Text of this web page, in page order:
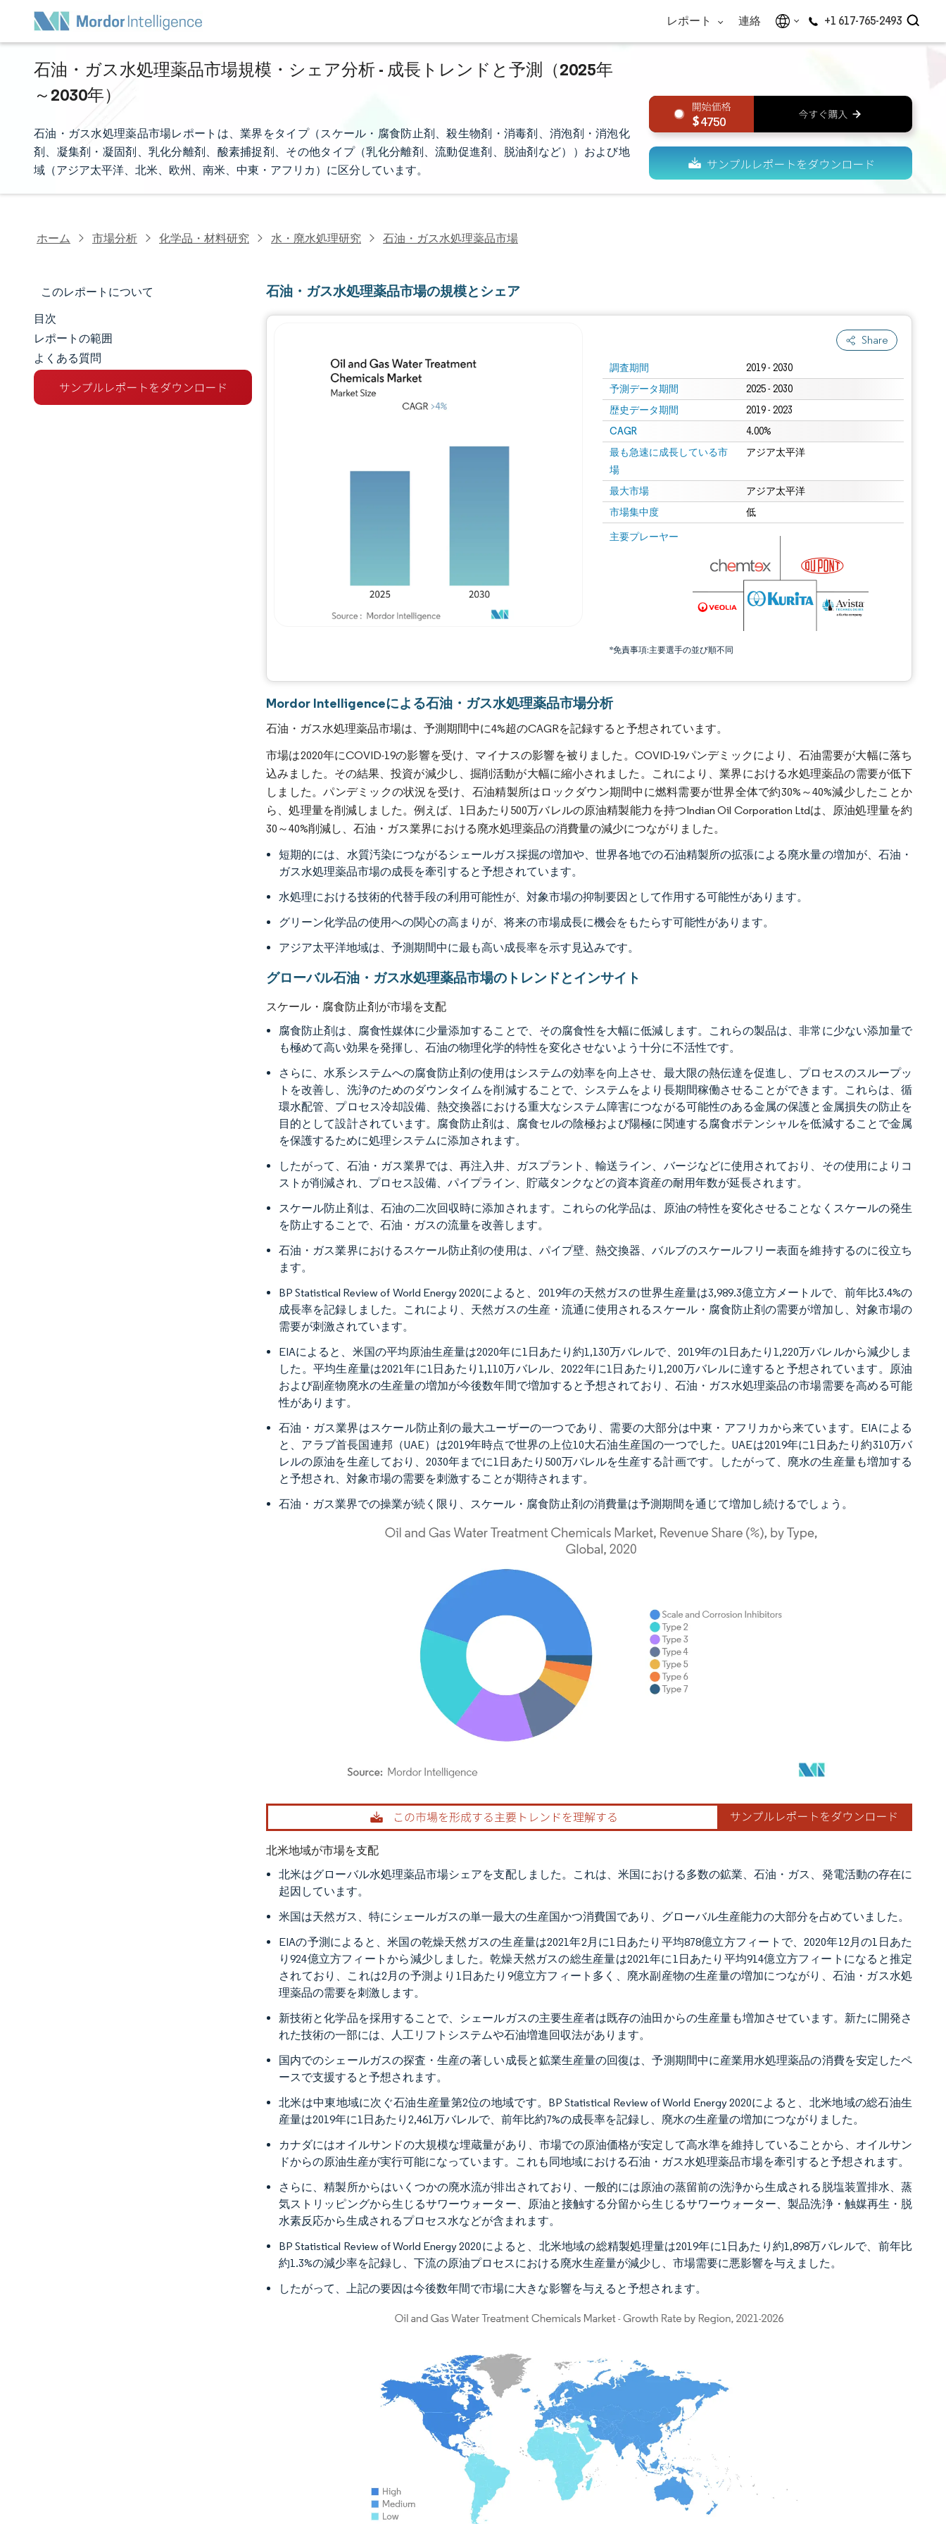
レポート 連絡 +1 617-765-2493
石油・ガス水処理薬品市場規模・シェア分析 - 成長トレンドと予測（2025年
～2030年）
石油・ガス水処理薬品市場レポートは、業界をタイプ（スケール・腐食防止剤、殺生物剤・消毒剤、消泡剤・消泡化
剤、凝集剤・凝固剤、乳化分離剤、酸素捕捉剤、その他タイプ（乳化分離剤、流動促進剤、脱油剤など））および地
域（アジア太平洋、北米、欧州、南米、中東・アフリカ）に区分しています。
4750
ホーム 市場分析 化学品・材料研究 水・廃水処理研究 石油・ガス水処理薬品市場
このレポートについて
マーケットスナップショット
市場概要
主な市場動向
目次
レポートの範囲
よくある質問
石油・ガス水処理薬品市場の規模とシェア
Share
調査期間 2019 - 2030
予測データ期間 2025 - 2030
歴史データ期間 2019 - 2023
CAGR 4.00%
最も急速に成長している市
場
アジア太平洋
最大市場 アジア太平洋
市場集中度 低
主要プレーヤー
*免責事項:主要選手の並び順不同
Mordor Intelligenceによる石油・ガス水処理薬品市場分析
石油・ガス水処理薬品市場は、予測期間中に4%超のCAGRを記録すると予想されています。
市場は2020年にCOVID-19の影響を受け、マイナスの影響を被りました。COVID-19パンデミックにより、石油需要が大幅に落ち
込みました。その結果、投資が減少し、掘削活動が大幅に縮小されました。これにより、業界における水処理薬品の需要が低下
しました。パンデミックの状況を受け、石油精製所はロックダウン期間中に燃料需要が世界全体で約30%～40%減少したことか
ら、処理量を削減しました。例えば、1日あたり500万バレルの原油精製能力を持つIndian Oil Corporation Ltdは、原油処理量を約
30～40%削減し、石油・ガス業界における廃水処理薬品の消費量の減少につながりました。
短期的には、水質汚染につながるシェールガス採掘の増加や、世界各地での石油精製所の拡張による廃水量の増加が、石油・
ガス水処理薬品市場の成長を牽引すると予想されています。
水処理における技術的代替手段の利用可能性が、対象市場の抑制要因として作用する可能性があります。
グリーン化学品の使用への関心の高まりが、将来の市場成長に機会をもたらす可能性があります。
アジア太平洋地域は、予測期間中に最も高い成長率を示す見込みです。
グローバル石油・ガス水処理薬品市場のトレンドとインサイト
スケール・腐食防止剤が市場を支配
腐食防止剤は、腐食性媒体に少量添加することで、その腐食性を大幅に低減します。これらの製品は、非常に少ない添加量で
も極めて高い効果を発揮し、石油の物理化学的特性を変化させないよう十分に不活性です。
さらに、水系システムへの腐食防止剤の使用はシステムの効率を向上させ、最大限の熱伝達を促進し、プロセスのスループッ
トを改善し、洗浄のためのダウンタイムを削減することで、システムをより長期間稼働させることができます。これらは、循
環水配管、プロセス冷却設備、熱交換器における重大なシステム障害につながる可能性のある金属の保護と金属損失の防止を
目的として設計されています。腐食防止剤は、腐食セルの陰極および陽極に関連する腐食ポテンシャルを低減することで金属
を保護するために処理システムに添加されます。
したがって、石油・ガス業界では、再注入井、ガスプラント、輸送ライン、バージなどに使用されており、その使用によりコ
ストが削減され、プロセス設備、パイプライン、貯蔵タンクなどの資本資産の耐用年数が延長されます。
スケール防止剤は、石油の二次回収時に添加されます。これらの化学品は、原油の特性を変化させることなくスケールの発生
を防止することで、石油・ガスの流量を改善します。
石油・ガス業界におけるスケール防止剤の使用は、パイプ壁、熱交換器、バルブのスケールフリー表面を維持するのに役立ち
ます。
BP Statistical Review of World Energy 2020によると、2019年の天然ガスの世界生産量は3,989.3億立方メートルで、前年比3.4%の
成長率を記録しました。これにより、天然ガスの生産・流通に使用されるスケール・腐食防止剤の需要が増加し、対象市場の
需要が刺激されています。
EIAによると、米国の平均原油生産量は2020年に1日あたり約1,130万バレルで、2019年の1日あたり1,220万バレルから減少しま
した。平均生産量は2021年に1日あたり1,110万バレル、2022年に1日あたり1,200万バレルに達すると予想されています。原油
および副産物廃水の生産量の増加が今後数年間で増加すると予想されており、石油・ガス水処理薬品の市場需要を高める可能
性があります。
石油・ガス業界はスケール防止剤の最大ユーザーの一つであり、需要の大部分は中東・アフリカから来ています。EIAによる
と、アラブ首長国連邦（UAE）は2019年時点で世界の上位10大石油生産国の一つでした。UAEは2019年に1日あたり約310万バ
レルの原油を生産しており、2030年までに1日あたり500万バレルを生産する計画です。したがって、廃水の生産量も増加する
と予想され、対象市場の需要を刺激することが期待されます。
石油・ガス業界での操業が続く限り、スケール・腐食防止剤の消費量は予測期間を通じて増加し続けるでしょう。
画像 © Mordor Intelligence。再利用にはCC BY 4.0の表示が必要です。
北米地域が市場を支配
北米はグローバル水処理薬品市場シェアを支配しました。これは、米国における多数の鉱業、石油・ガス、発電活動の存在に
起因しています。
米国は天然ガス、特にシェールガスの単一最大の生産国かつ消費国であり、グローバル生産能力の大部分を占めていました。
EIAの予測によると、米国の乾燥天然ガスの生産量は2021年2月に1日あたり平均878億立方フィートで、2020年12月の1日あた
り924億立方フィートから減少しました。乾燥天然ガスの総生産量は2021年に1日あたり平均914億立方フィートになると推定
されており、これは2月の予測より1日あたり9億立方フィート多く、廃水副産物の生産量の増加につながり、石油・ガス水処
理薬品の需要を刺激します。
新技術と化学品を採用することで、シェールガスの主要生産者は既存の油田からの生産量も増加させています。新たに開発さ
れた技術の一部には、人工リフトシステムや石油増進回収法があります。
国内でのシェールガスの探査・生産の著しい成長と鉱業生産量の回復は、予測期間中に産業用水処理薬品の消費を安定したペ
ースで支援すると予想されます。
北米は中東地域に次ぐ石油生産量第2位の地域です。BP Statistical Review of World Energy 2020によると、北米地域の総石油生
産量は2019年に1日あたり2,461万バレルで、前年比約7%の成長率を記録し、廃水の生産量の増加につながりました。
カナダにはオイルサンドの大規模な埋蔵量があり、市場での原油価格が安定して高水準を維持していることから、オイルサン
ドからの原油生産が実行可能になっています。これも同地域における石油・ガス水処理薬品市場を牽引すると予想されます。
さらに、精製所からはいくつかの廃水流が排出されており、一般的には原油の蒸留前の洗浄から生成される脱塩装置排水、蒸
気ストリッピングから生じるサワーウォーター、原油と接触する分留から生じるサワーウォーター、製品洗浄・触媒再生・脱
水素反応から生成されるプロセス水などが含まれます。
BP Statistical Review of World Energy 2020によると、北米地域の総精製処理量は2019年に1日あたり約1,898万バレルで、前年比
約1.3%の減少率を記録し、下流の原油プロセスにおける廃水生産量が減少し、市場需要に悪影響を与えました。
したがって、上記の要因は今後数年間で市場に大きな影響を与えると予想されます。